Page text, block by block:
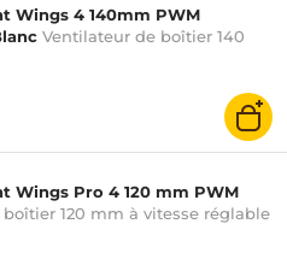
Wings 4 140mm PWM
Ventilateur de boîtier 140
Wings Pro 4 120 mm PWM
120 mm à vitesse réglable